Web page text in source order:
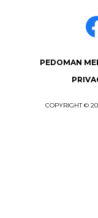
PEDOMAN
COPYRIGHT ©